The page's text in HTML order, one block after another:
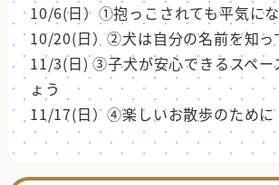
10/6(日）①抱っこされても平気に
10/20(日）②犬は自分の名前を知っ
11/3(日) ③子犬が安心できるスペー
ょう
11/17(日）④楽しいお散歩のために